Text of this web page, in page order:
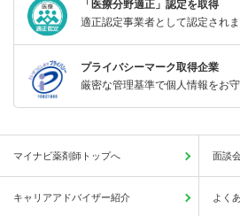
「医療分野適正」認定を取得
適正認定事業者として認定されま
プライバシーマーク取得企業
厳密な管理基準で個人情報をお守
マイナビ薬剤師トップへ 面談
キャリアアドバイザー紹介 よく